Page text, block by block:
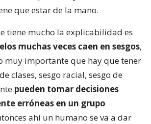
que estar de la mano.
tiene mucho la explicabilidad es
muchas veces caen en sesgos,
muy importante que hay que tener
clases, sesgo racial, sesgo de
pueden tomar decisiones
erróneas en un grupo
ahí un humano se va a dar